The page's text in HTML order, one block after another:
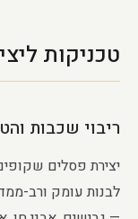
טכניקות
ריבוי שכבות
יצירת פסלים
לבנות עומק ורב-